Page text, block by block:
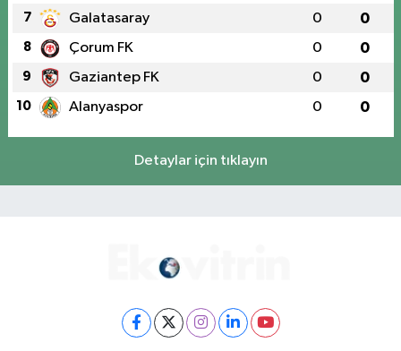
7 Galatasaray 0 0
8 Çorum FK 0 0
9 Gaziantep FK 0 0
10 Alanyaspor 0 0
Detaylar için tıklayın